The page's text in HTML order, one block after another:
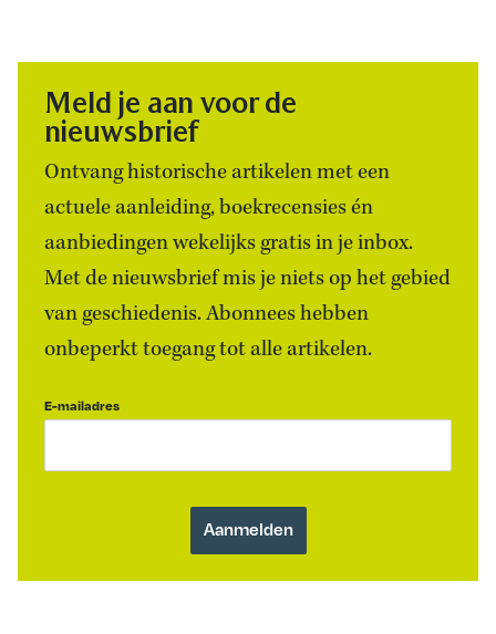
Meld je aan voor de
nieuwsbrief
Ontvang historische artikelen met een
actuele aanleiding, boekrecensies én
aanbiedingen wekelijks gratis in je inbox.
Met de nieuwsbrief mis je niets op het gebied
van geschiedenis. Abonnees hebben
onbeperkt toegang tot alle artikelen.
E-mailadres